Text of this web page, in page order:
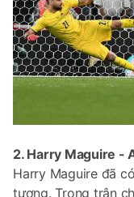
2. Harry Maguire -
Harry Maguire đã
tượng. Trong trận